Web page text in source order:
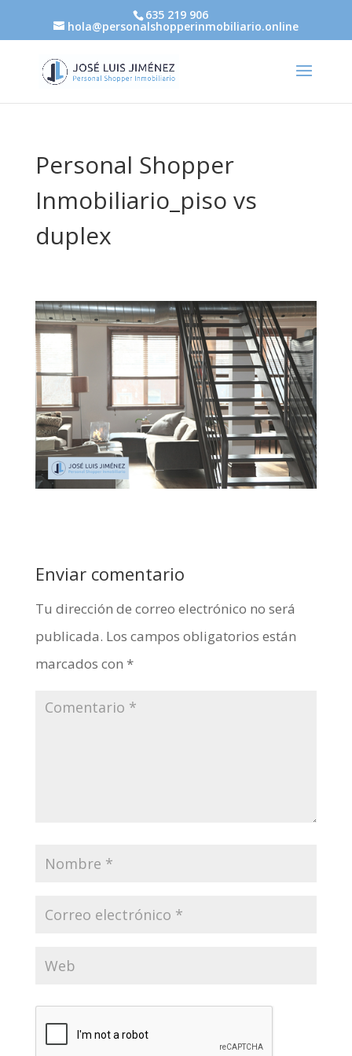
635 219 906
hola@personalshopperinmobiliario.online
Personal Shopper
Inmobiliario_piso vs
duplex
Enviar comentario
Tu dirección de correo electrónico no será
publicada. Los campos obligatorios están
marcados con *